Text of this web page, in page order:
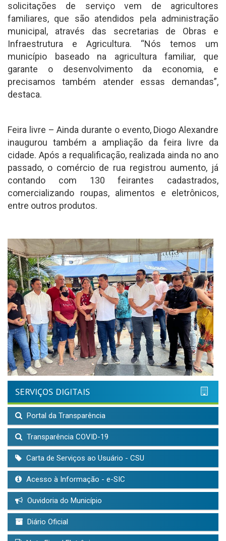
solicitações de serviço vem de agricultores
familiares, que são atendidos pela administração
municipal, através das secretarias de Obras e
Infraestrutura e Agricultura. “Nós temos um
município baseado na agricultura familiar, que
garante o desenvolvimento da economia, e
precisamos também atender essas demandas”,
destaca.
Feira livre – Ainda durante o evento, Diogo Alexandre
inaugurou também a ampliação da feira livre da
cidade. Após a requalificação, realizada ainda no ano
passado, o comércio de rua registrou aumento, já
contando com 130 feirantes cadastrados,
comercializando roupas, alimentos e eletrônicos,
entre outros produtos.
SERVIÇOS DIGITAIS
Portal da Transparência
Transparência COVID-19
Carta de Serviços ao Usuário - CSU
Acesso à Informação - e-SIC
Ouvidoria do Município
Diário Oficial